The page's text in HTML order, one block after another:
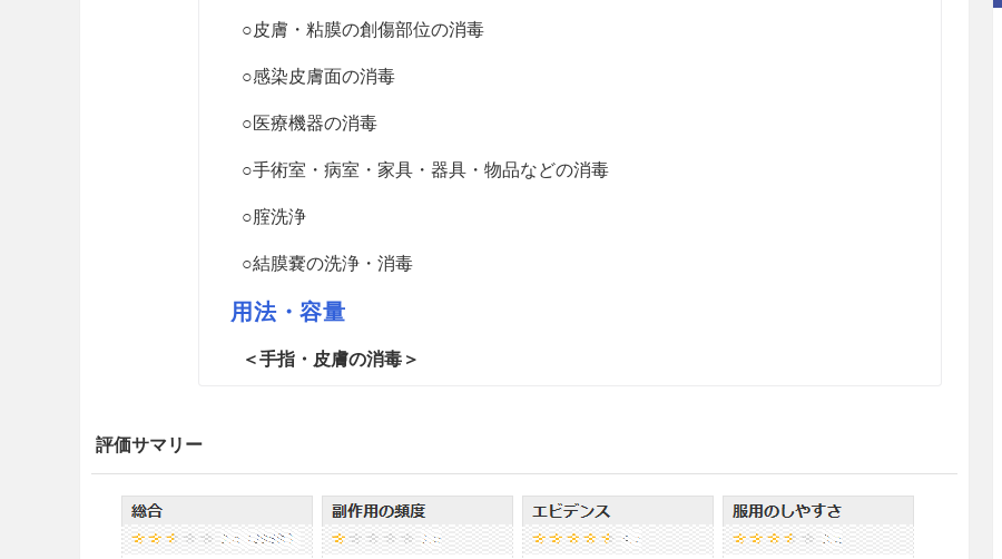
○皮膚・粘膜の創傷部位の消毒
○感染皮膚面の消毒
○医療機器の消毒
○手術室・病室・家具・器具・物品などの消毒
○腟洗浄
○結膜嚢の洗浄・消毒
用法・容量
＜手指・皮膚の消毒＞
＜手術部位（手術野）の皮膚の消毒＞
手術前局所皮膚面をベンザルコニウム塩化物0.1％溶液で約5分間洗い、その後ベ
評価サマリー